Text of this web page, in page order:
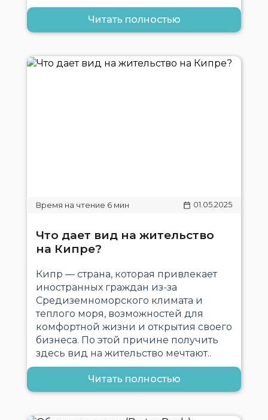
Читать полностью
01.05.2025
Что дает вид на жительство
на Кипре?
Кипр — страна, которая привлекает
иностранных граждан из-за
Средиземноморского климата и
теплого моря, возможностей для
комфортной жизни и открытия своего
бизнеса. По этой причине получить
здесь вид на жительство мечтают..
Читать полностью